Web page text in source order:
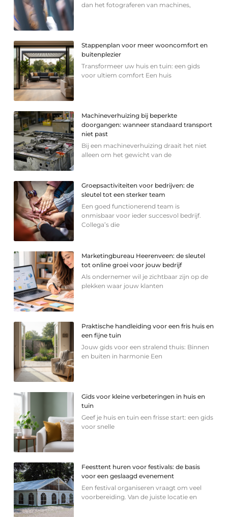
dan het fotograferen van machines,
Stappenplan voor meer wooncomfort en
buitenplezier
Transformeer uw huis en tuin: een gids
voor ultiem comfort Een huis
Machineverhuizing bij beperkte
doorgangen: wanneer standaard transport
niet past
Bij een machineverhuizing draait het niet
alleen om het gewicht van de
Groepsactiviteiten voor bedrijven: de
sleutel tot een sterker team
Een goed functionerend team is
onmisbaar voor ieder succesvol bedrijf.
Collega’s die
Marketingbureau Heerenveen: de sleutel
tot online groei voor jouw bedrijf
Als ondernemer wil je zichtbaar zijn op de
plekken waar jouw klanten
Praktische handleiding voor een fris huis en
een fijne tuin
Jouw gids voor een stralend thuis: Binnen
en buiten in harmonie Een
Gids voor kleine verbeteringen in huis en
tuin
Geef je huis en tuin een frisse start: een gids
voor snelle
Feesttent huren voor festivals: de basis
voor een geslaagd evenement
Een festival organiseren vraagt om veel
voorbereiding. Van de juiste locatie en